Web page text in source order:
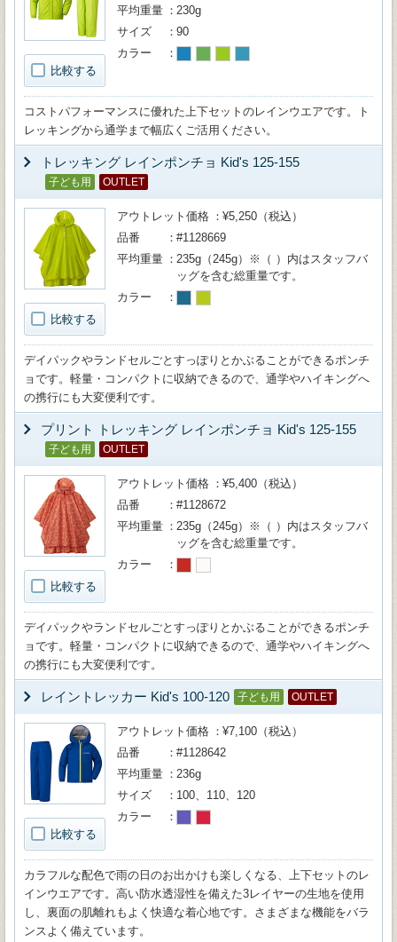
比較する
平均重量
230g
サイズ
90
カラー
コストパフォーマンスに優れた上下セットのレインウエアです。ト
レッキングから通学まで幅広くご活用ください。
トレッキング レインポンチョ Kid's 125-155
子ども用 OUTLET
比較する
アウトレット価格
¥5,250（税込）
品番
#1128669
平均重量
235g（245g）※（ ）内はスタッフバ
ッグを含む総重量です。
カラー
デイパックやランドセルごとすっぽりとかぶることができるポンチ
ョです。軽量・コンパクトに収納できるので、通学やハイキングへ
の携行にも大変便利です。
プリント トレッキング レインポンチョ Kid's 125-155
子ども用 OUTLET
比較する
アウトレット価格
¥5,400（税込）
品番
#1128672
平均重量
235g（245g）※（ ）内はスタッフバ
ッグを含む総重量です。
カラー
デイパックやランドセルごとすっぽりとかぶることができるポンチ
ョです。軽量・コンパクトに収納できるので、通学やハイキングへ
の携行にも大変便利です。
レイントレッカー Kid's 100-120 子ども用 OUTLET
比較する
アウトレット価格
¥7,100（税込）
品番
#1128642
平均重量
236g
サイズ
100、110、120
カラー
カラフルな配色で雨の日のお出かけも楽しくなる、上下セットのレ
インウエアです。高い防水透湿性を備えた3レイヤーの生地を使用
し、裏面の肌離れもよく快適な着心地です。さまざまな機能をバラ
ンスよく備えています。